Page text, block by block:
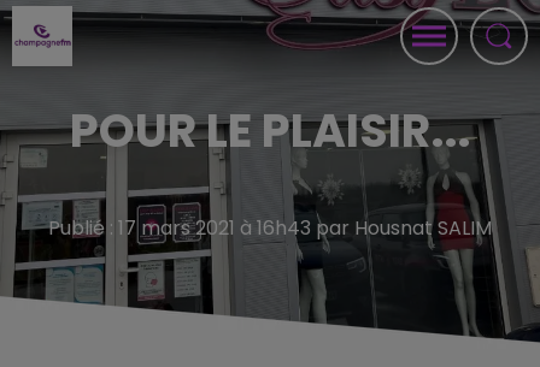
POUR LE PLAISIR...
Publié : 17 mars 2021 à 16h43 par Housnat SALIM